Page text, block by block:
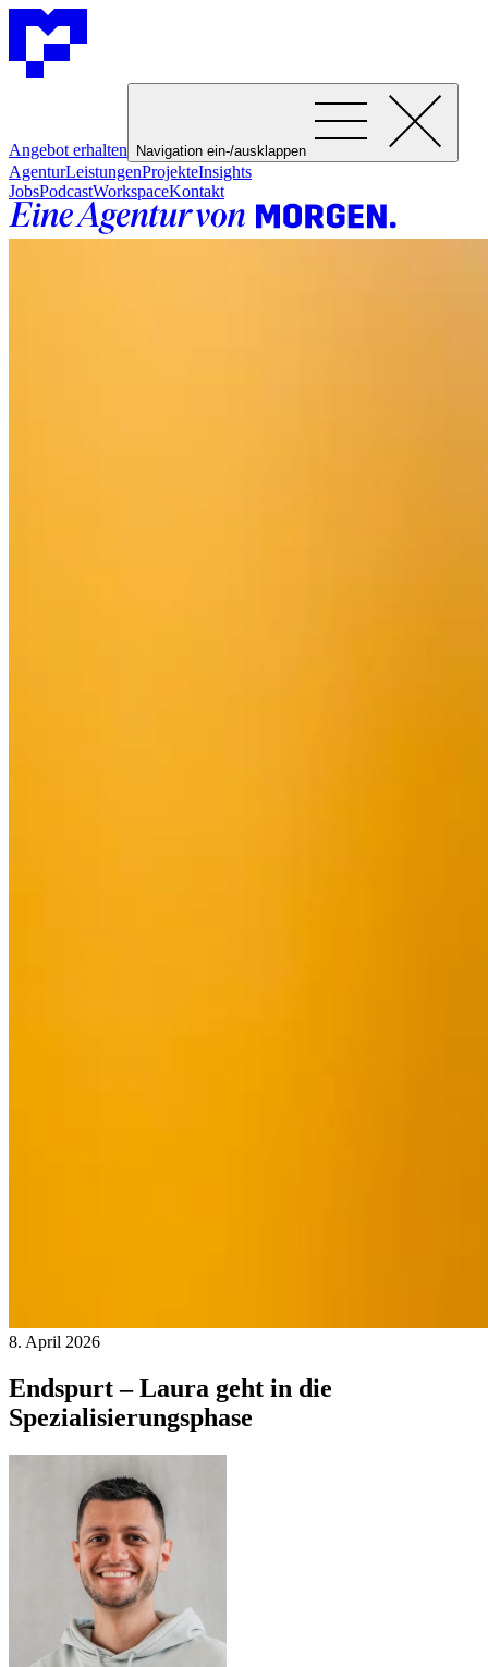
Angebot erhalten Navigation ein-/ausklappen
AgenturLeistungenProjekteInsights
JobsPodcastWorkspaceKontakt
8. April 2026
Endspurt – Laura geht in die
Spezialisierungsphase